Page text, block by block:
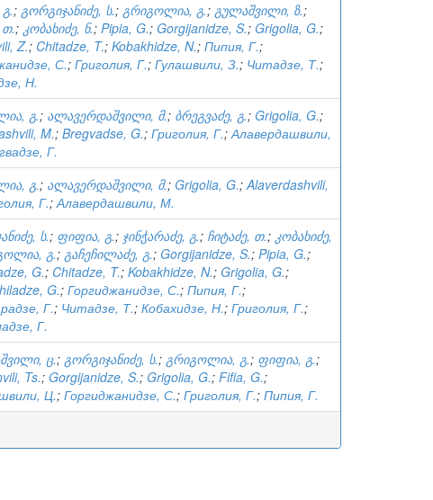
; გორგიჯანიძე, ს.; გრიგოლია, გ.; გულაშვილი, ზ.;
თ.; კობახიძე, ნ.; Pipia, G.; Gorgijanidze, S.; Grigolia, G.;
Z.; Chitadze, T.; Kobakhidze, N.; Пипия, Г.;
С.; Григолия, Г.; Гулашвили, З.; Читадзе, Т.;
Н.
გ.; ალავერდაშვილი, მ.; ბრეგვაძე, გ.; Grigolia, G.;
M.; Bregvadse, G.; Григолия, Г.;Алавердашвили,
Г.
გ.; ალავერდაშვილი, მ.; Grigolia, G.;Alaverdashvili,
Г.;Алавердашвили, М.
ს.; ფიფია, გ.; ჯინჭარაძე, გ.; ჩიტაძე, თ.; კობახიძე,
გ.; გაჩეჩილაძე, გ.; Gorgijanidze, S.; Pipia, G.;
G.; Chitadze, T.; Kobakhidze, N.; Grigolia, G.;
G.; Горгиджанидзе, С.; Пипия, Г.;
Г.; Читадзе, Т.; Кобахидзе, Н.; Григолия, Г.;
Г.
ც.; გორგიჯანიძე, ს.; გრიგოლია, გ.; ფიფია, გ.;
Ts.; Gorgijanidze, S.; Grigolia, G.; Fifia, G.;
Ц.; Горгиджанидзе, С.; Григолия, Г.; Пипия, Г.